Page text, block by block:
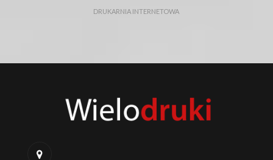
ULOTKI REKLAMOWEDRUKARNIA INTERNETOWA